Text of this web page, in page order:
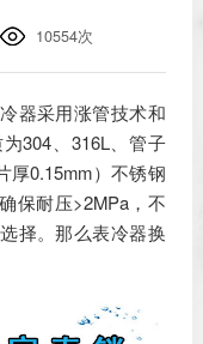
10554次
器采用涨管技术和
304、316L、管子
厚0.15mm）不锈钢
保耐压>2MPa，不
择。那么表冷器换